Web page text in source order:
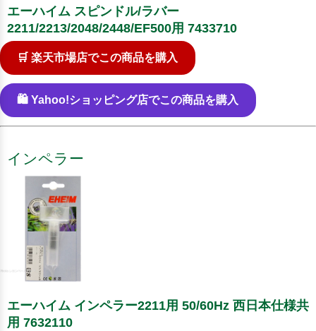
エーハイム スピンドル/ラバー
2211/2213/2048/2448/EF500用 7433710
🛒 楽天市場店でこの商品を購入
🛍️ Yahoo!ショッピング店でこの商品を購入
インペラー
エーハイム インペラー2211用 50/60Hz 西日本仕様共
用 7632110